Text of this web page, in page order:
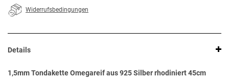
Widerrufsbedingungen
Details
1,5mm Tondakette Omegareif aus 925 Silber rhodiniert 45cm